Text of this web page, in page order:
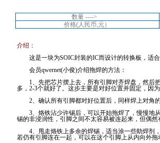
数量 ---->
价格(人民币,元）
介绍：
这是一块为SOIC封装的IC而设计的转换板，适合
会员qwernet(小俊)介绍拖焊的方法：
1、先把芯片摆上去，所有引脚对齐焊盘，然后把
多，2-3个就好了。这步主要是对好位置并固定，因
2、确认所有引脚都对好位置后，同样焊上对角
3、烙铁沾少许锡后，可以开始拖焊了，慢慢地从
锡的非浸润性，引脚之间不太容易被连起来，但偶
4、甩走烙铁上多余的焊锡，适当涂一些助焊剂，
若仍有引脚连在一起，可以在这个引脚上从内向外